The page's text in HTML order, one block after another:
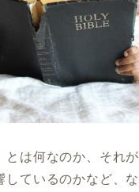
とは何なのか、それ
しているのかなど、